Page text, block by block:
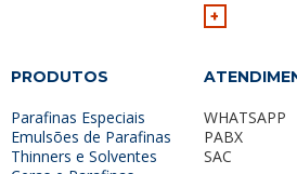
+
PRODUTOS
Parafinas Especiais
Emulsões de Parafinas
Thinners e Solventes
WHATSAPP
PABX
SAC